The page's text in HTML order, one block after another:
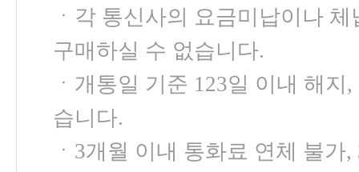
ㆍ각 통신사의 요금미납이나
구매하실 수 없습니다.
ㆍ개통일 기준 123일 이내 해
습니다.
ㆍ3개월 이내 통화료 연체 불